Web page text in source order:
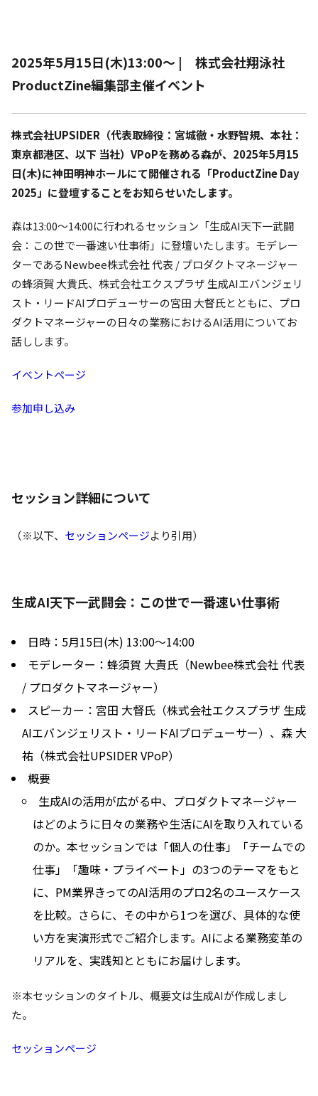
2025年5月15日(木)13:00〜 | 株式会社翔泳社
ProductZine編集部主催イベント
株式会社UPSIDER（代表取締役：宮城徹・水野智規、本社：
東京都港区、以下 当社）VPoPを務める森が、2025年5月15
日(木)に神田明神ホールにて開催される「ProductZine Day
2025」に登壇することをお知らせいたします。
森は13:00〜14:00に行われるセッション「生成AI天下一武闘
会：この世で一番速い仕事術」に登壇いたします。モデレー
ターであるNewbee株式会社 代表 / プロダクトマネージャー
の蜂須賀 大貴氏、株式会社エクスプラザ 生成AIエバンジェリ
スト・リードAIプロデューサーの宮田 大督氏とともに、プロ
ダクトマネージャーの日々の業務におけるAI活用についてお
話しします。
イベントページ
参加申し込み
セッション詳細について
（※以下、 セッションページより引用）
生成AI天下一武闘会：この世で一番速い仕事術
日時：5月15日(木) 13:00〜14:00
モデレーター：蜂須賀 大貴氏（Newbee株式会社 代表
/ プロダクトマネージャー）
スピーカー：宮田 大督氏（株式会社エクスプラザ 生成
AIエバンジェリスト・リードAIプロデューサー）、森 大
祐（株式会社UPSIDER VPoP）
概要
生成AIの活用が広がる中、プロダクトマネージャー
はどのように日々の業務や生活にAIを取り入れている
のか。本セッションでは「個人の仕事」「チームでの
仕事」「趣味・プライベート」の3つのテーマをもと
に、PM業界きってのAI活用のプロ2名のユースケース
を比較。さらに、その中から1つを選び、具体的な使
い方を実演形式でご紹介します。AIによる業務変革の
リアルを、実践知とともにお届けします。
※本セッションのタイトル、概要文は生成AIが作成しまし
た。
セッションページ